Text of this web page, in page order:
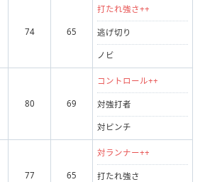
74 65
打たれ強さ++
逃げ切り
ノビ
80 69
コントロール++
対強打者
対ピンチ
77 65
対ランナー++
打たれ強さ